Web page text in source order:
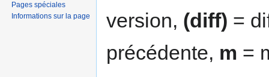
version, (diff) =
précédente, m =
Pages spéciales
Informations sur la page